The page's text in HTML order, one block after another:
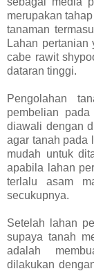
merupakan
tanaman
Lahan
cabe rawit
dataran tinggi.
Pengolahan
pembelian
diawali dengan
agar tanah pada
mudah untuk
apabila lahan
terlalu asam
secukupnya.
Setelah lahan
supaya tanah
adalah
dilakukan